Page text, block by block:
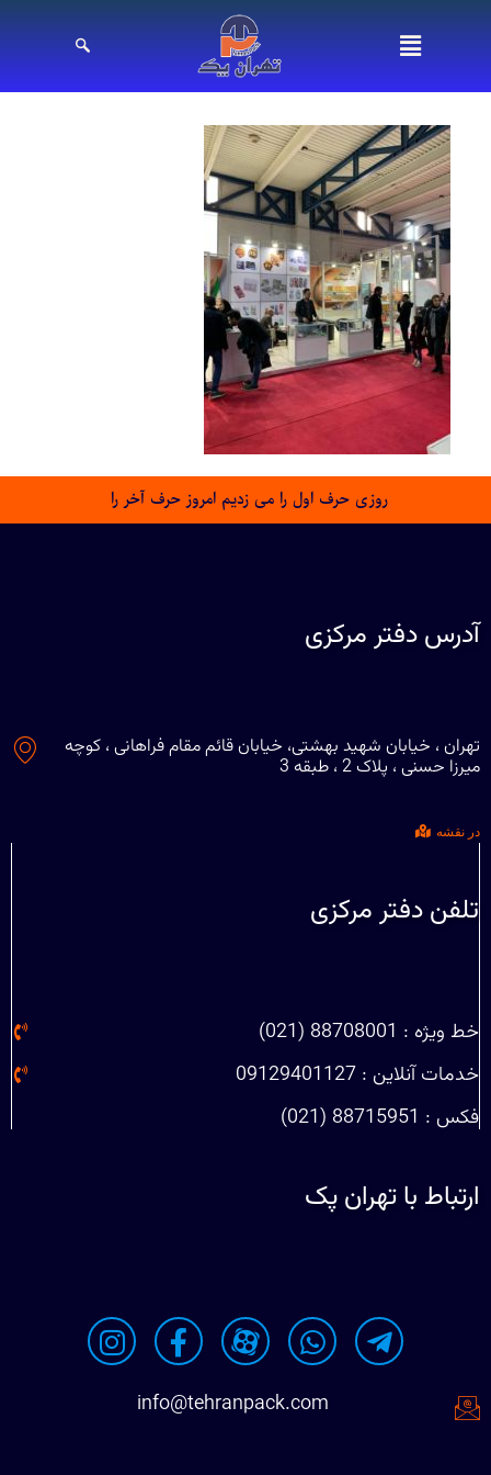
روزی حرف اول را می زدیم امروز حرف آخر را
آدرس دفتر مرکزی
تهران ، خیابان شهید بهشتی، خیابان قائم مقام فراهانی ، کوچه
میرزا حسنی ، پلاک 2 ، طبقه 3
در نقشه
تلفن دفتر مرکزی
خط ویژه : 88708001 (021)
خدمات آنلاین : 09129401127
فکس : 88715951 (021)
ارتباط با تهران پک
info@tehranpack.com